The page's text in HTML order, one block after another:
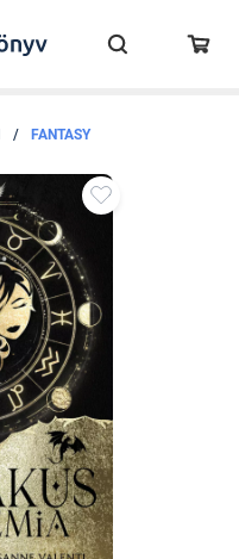
/ FANTASY